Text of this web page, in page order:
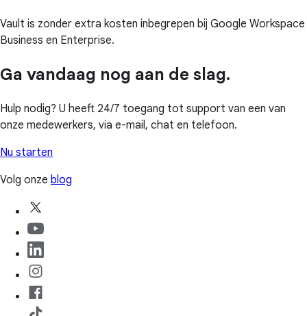
Vault is zonder extra kosten inbegrepen bij Google Workspace
Business en Enterprise.
Ga vandaag nog aan de slag.
Hulp nodig? U heeft 24/7 toegang tot support van een van
onze medewerkers, via e-mail, chat en telefoon.
Nu starten
Volg onze blog